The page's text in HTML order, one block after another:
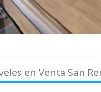
en Venta San